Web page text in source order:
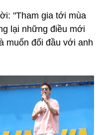
"Tham gia tới mùa
lại những điều mới
muốn đối đầu với anh